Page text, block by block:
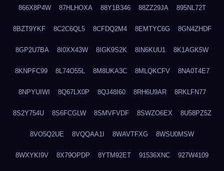
866X8P4W 87HLHOXA 88Y1B346 88ZZ29JA 895NL72T
8BZT9YKF 8C2C6QL5 8CFDQ2M4 8EMTYC6G 8GN4ZHDF
8GP2U7BA 8I0XX43W 8IGK9S2K 8IN6KUU1 8K1AGK5W
8KNPFC99 8L74O55L 8M8UKA3C 8MLQKCFV 8NA0T4E7
8NPYUIWI 8Q67LX0P 8QJ48I60 8RH6U9AR 8RKLFN77
8S2Y754U 8S6FCGLW 8SMVFVDF 8SWZO6EX 8U58PZ5Z
8VO5Q2UE 8VQQAA1I 8WAVTFXG 8WSU0MSW
8WXYKI9V 8X79OPDP 8YTM92ET 91536XNC 927W4109